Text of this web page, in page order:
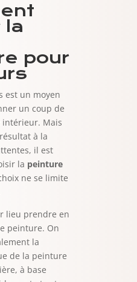
la
pour
est un moyen
un coup de
Mais
à la
il est
la peinture
ne se limite
lieu prendre en
peinture. On
la
de la peinture
à base